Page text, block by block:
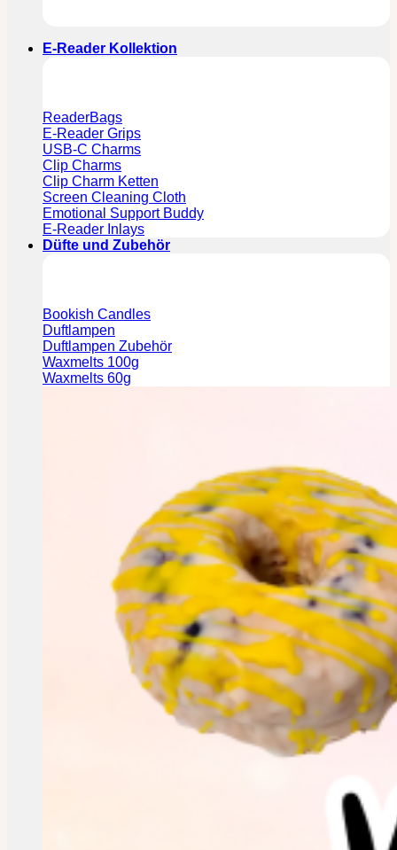
E-Reader Kollektion
ReaderBags
E-Reader Grips
USB-C Charms
Clip Charms
Clip Charm Ketten
Screen Cleaning Cloth
Emotional Support Buddy
E-Reader Inlays
Düfte und Zubehör
Bookish Candles
Duftlampen
Duftlampen Zubehör
Waxmelts 100g
Waxmelts 60g